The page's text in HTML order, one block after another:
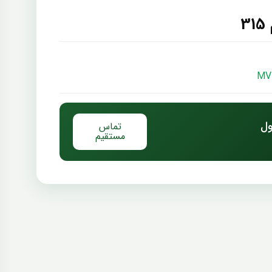
تماس
مستقیم